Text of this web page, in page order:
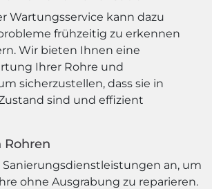
Wartungsservice kann dazu
frühzeitig zu erkennen
Wir bieten Ihnen eine
Ihrer Rohre und
sicherzustellen, dass sie in
sind und effizient
Rohren
an, um
ohne Ausgrabung zu reparieren.